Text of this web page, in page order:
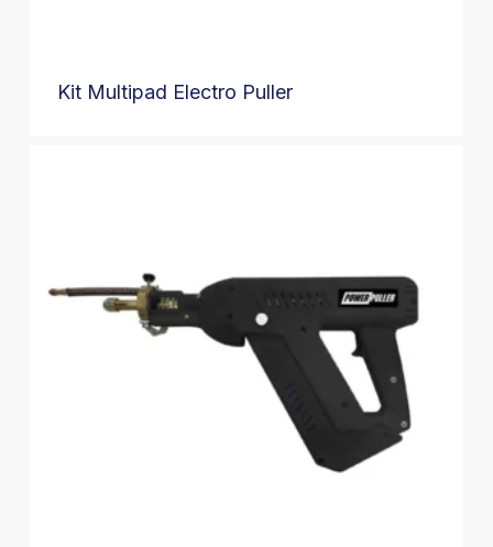
Kit Multipad Electro Puller